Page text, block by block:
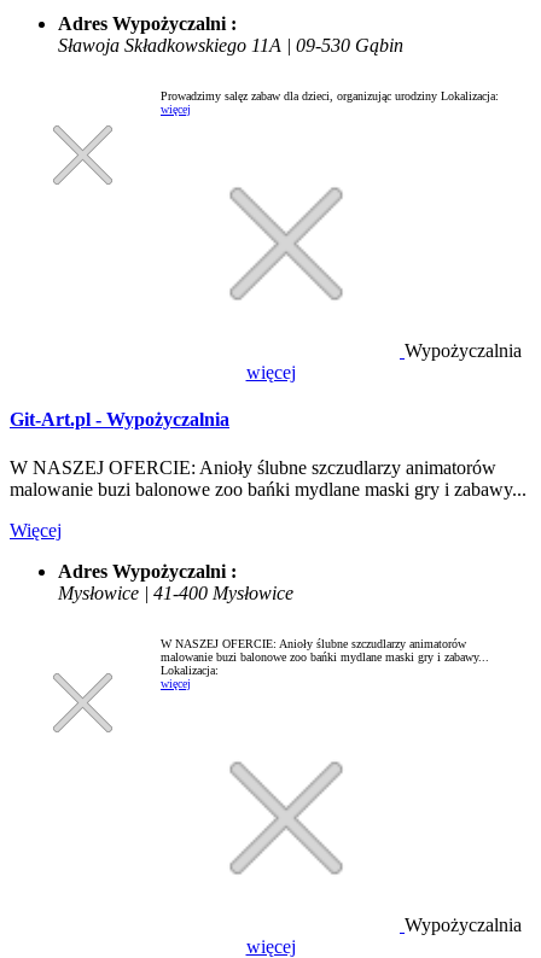
Adres Wypożyczalni :
Sławoja Składkowskiego 11A | 09-530 Gąbin
Prowadzimy salęz zabaw dla dzieci, organizując urodziny Lokalizacja:
więcej
Wypożyczalnia
więcej
Git-Art.pl - Wypożyczalnia
W NASZEJ OFERCIE: Anioły ślubne szczudlarzy animatorów
malowanie buzi balonowe zoo bańki mydlane maski gry i zabawy...
Więcej
Adres Wypożyczalni :
Mysłowice | 41-400 Mysłowice
W NASZEJ OFERCIE: Anioły ślubne szczudlarzy animatorów
malowanie buzi balonowe zoo bańki mydlane maski gry i zabawy...
Lokalizacja:
więcej
Wypożyczalnia
więcej